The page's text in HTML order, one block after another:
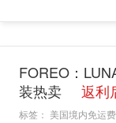
FOREO：
装热卖
返利
标签： 美国境内免运费